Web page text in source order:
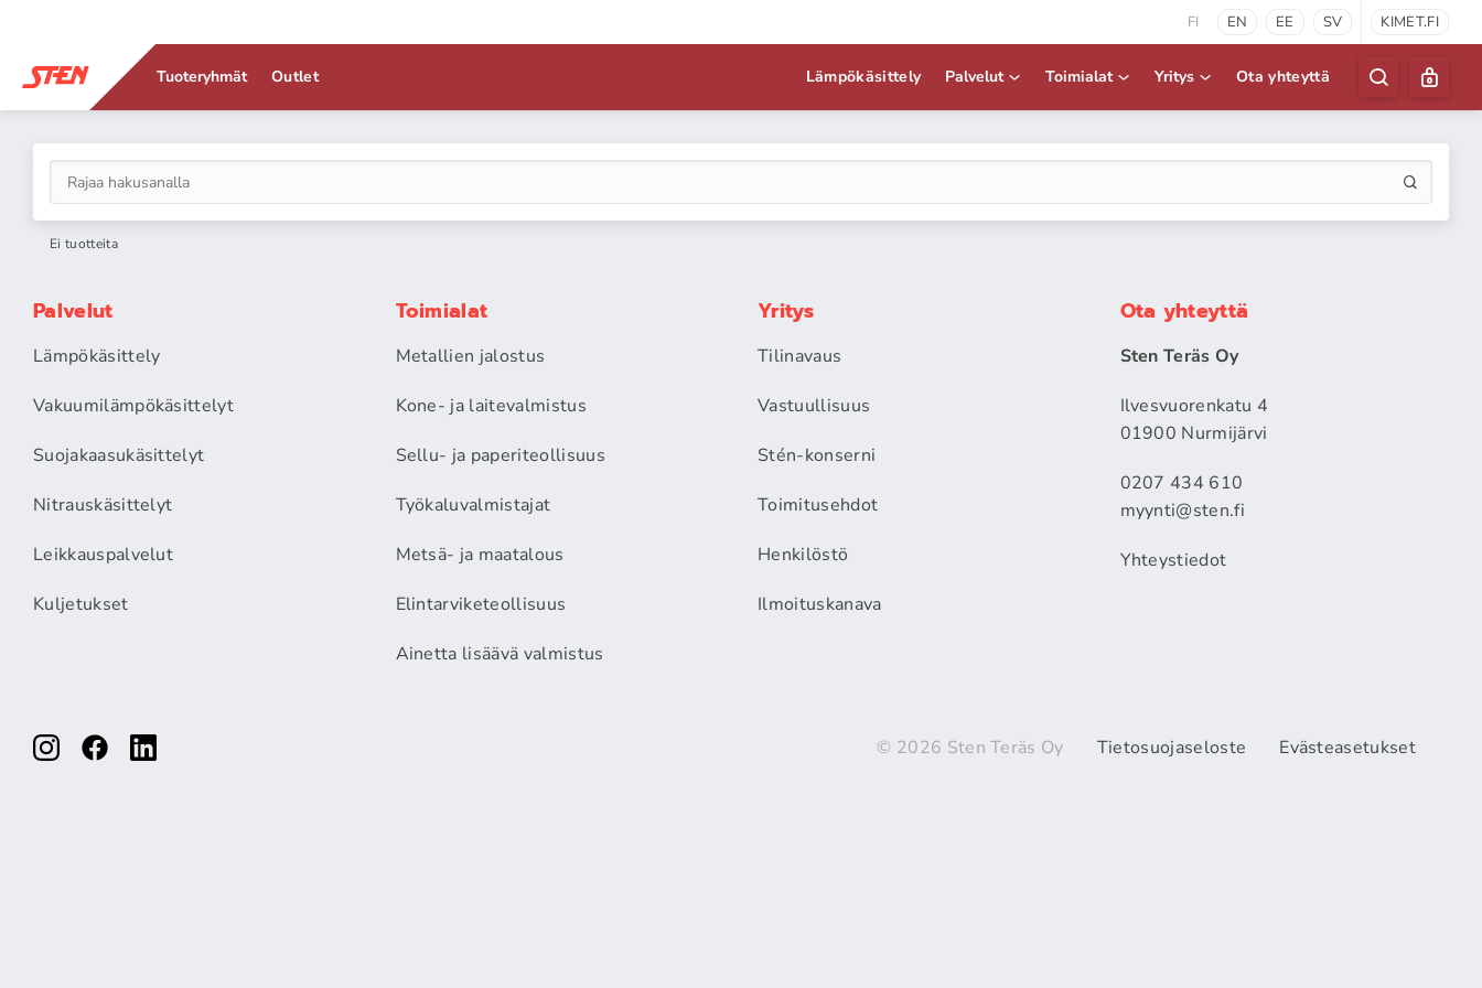
FI EN EE SV KIMET.FI
Tuoteryhmät Outlet Lämpökäsittely Palvelut Toimialat Yritys Ota yhteyttä
Ei tuotteita
Palvelut
Lämpökäsittely
Vakuumilämpökäsittelyt
Suojakaasukäsittelyt
Nitrauskäsittelyt
Leikkauspalvelut
Kuljetukset
Toimialat
Metallien jalostus
Kone- ja laitevalmistus
Sellu- ja paperiteollisuus
Työkaluvalmistajat
Metsä- ja maatalous
Elintarviketeollisuus
Ainetta lisäävä valmistus
Yritys
Tilinavaus
Vastuullisuus
Stén-konserni
Toimitusehdot
Henkilöstö
Ilmoituskanava
Ota yhteyttä
Sten Teräs Oy
Ilvesvuorenkatu 4
01900 Nurmijärvi
0207 434 610
myynti@sten.fi
Yhteystiedot
© 2026 Sten Teräs Oy Tietosuojaseloste Evästeasetukset